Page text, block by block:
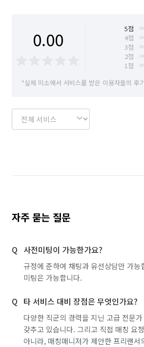
0.00 5점
4점
3점
2점
1점
*실제 미소에서 서비스를 받은 이용자들의 후
자주 묻는 질문
사전미팅이 가능한가요?
규정에 준하여 채팅과 유선상담만 가능
미팅은 가능합니다.
타 서비스 대비 장점은 무엇인가요?
다양한 직군의 경력을 지닌 고급 전문
갖추고 있습니다. 그리고 직접 매칭 요
아니라, 매칭매니저가 제안한 프리랜서